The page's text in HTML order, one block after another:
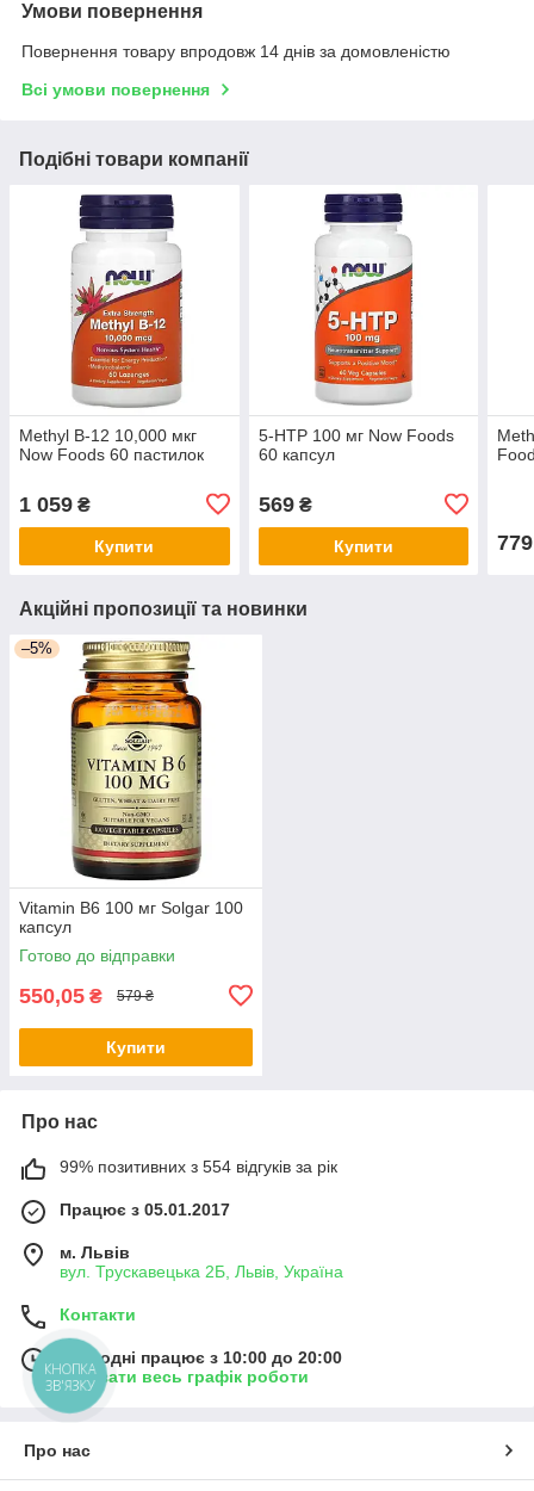
Умови повернення
Повернення товару впродовж 14 днів за домовленістю
Всі умови повернення
Подібні товари компанії
Methyl B-12 10,000 мкг
Now Foods 60 пастилок
1 059 ₴
Купити
5-HTP 100 мг Now Foods
60 капсул
569₴
Купити 779
Акційні пропозиції та новинки
–5%
Vitamin B6 100 мг Solgar 100
капсул
Готово до відправки
550,05 ₴ 579 ₴
Купити
Про нас
99% позитивних з 554 відгуків за рік
Працює з 05.01.2017
м. Львів
вул. Трускавецька 2Б, Львів, Україна
Контакти
Сьогодні працює з 10:00 до 20:00
Показати весь графік роботи
Про нас
КНОПКА
ЗВ'ЯЗКУ